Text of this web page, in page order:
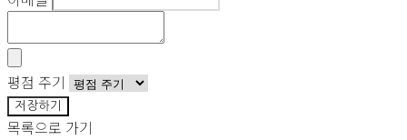
평점 주기
저장하기
목록으로 가기